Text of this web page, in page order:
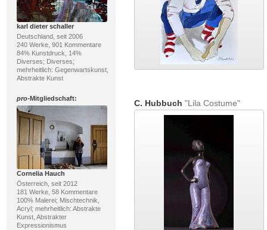
karl dieter schaller
Deutschland, seit 2006
240 Werke, 901 Kommentare
84% Kunstdruck, 14%
Diverses; Diverses;
mehrheitlich: Gegenwartskunst,
Abstrakte Kunst
pro-Mitgliedschaft:
Cornelia Hauch
Österreich, seit 2012
181 Werke, 58 Kommentare
100% Malerei; Mischtechnik,
Acryl; mehrheitlich: Abstrakte
Kunst, Abstrakter
Expressionismus
C. Hubbuch "Lila Costume"